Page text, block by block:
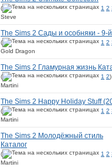
( 1 2
Steve
The Sims 2 Сады и особняки - 9-й
( 1 2
Gold Dragon
The Sims 2 Гламурная жизнь
( 1 2)
Martini
The Sims 2 Happy Holiday Stuff
( 1 2
Martini
The Sims 2 Молодёжный стиль
Каталог
( 1 2
Martini